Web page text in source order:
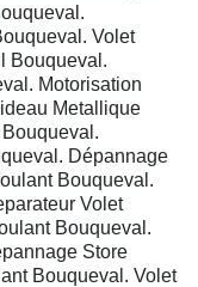
Volet
Bouqueval.
Motorisation
Metallique
Dépannage
Bouqueval.
Volet
Bouqueval.
Store
Bouqueval. Volet